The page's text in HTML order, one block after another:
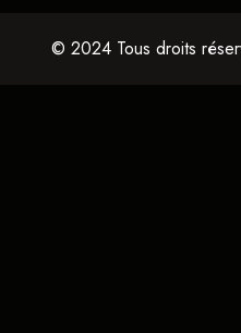
© 2024 Tous droits